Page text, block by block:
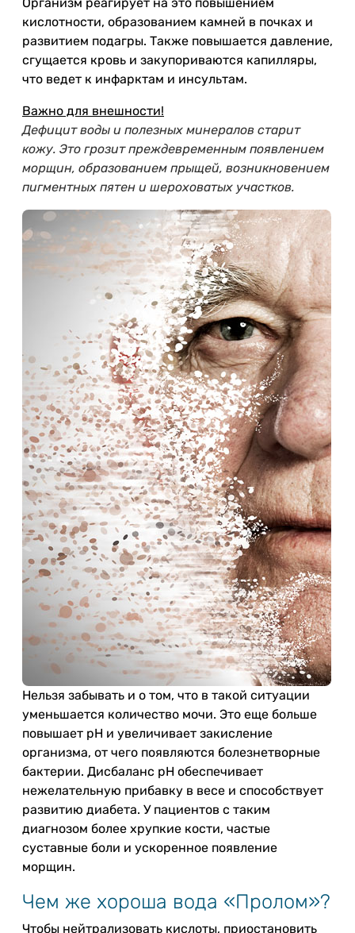
кислотности, образованием камней в почках и
развитием подагры. Также повышается давление,
сгущается кровь и закупориваются капилляры,
что ведет к инфарктам и инсультам.
Важно для внешности!
Дефицит воды и полезных минералов старит
кожу. Это грозит преждевременным появлением
морщин, образованием прыщей, возникновением
пигментных пятен и шероховатых участков.
Нельзя забывать и о том, что в такой ситуации
уменьшается количество мочи. Это еще больше
повышает pH и увеличивает закисление
организма, от чего появляются болезнетворные
бактерии. Дисбаланс pH обеспечивает
нежелательную прибавку в весе и способствует
развитию диабета. У пациентов с таким
диагнозом более хрупкие кости, частые
суставные боли и ускоренное появление
морщин.
Чем же хороша вода «Пролом»?
Чтобы нейтрализовать кислоты, приостановить